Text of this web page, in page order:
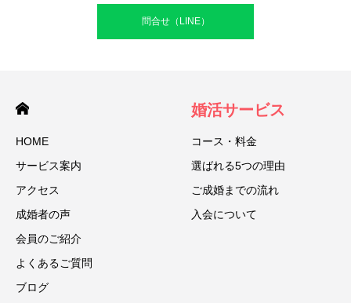
問合せ（LINE）
HOME
サービス案内
アクセス
成婚者の声
会員のご紹介
よくあるご質問
ブログ
婚活サービス
コース・料金
選ばれる5つの理由
ご成婚までの流れ
入会について